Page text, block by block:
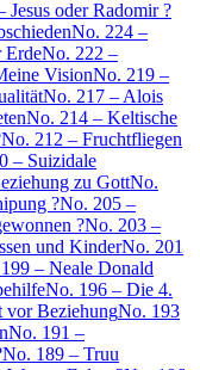
Jesus oder Radomir ?
No. 224 –
ErdeNo. 222 –
VisionNo. 219 –
No. 217 – Alois
No. 214 – Keltische
No. 212 – Fruchtfliegen
– Suizidale
zu GottNo.
?No. 205 –
?No. 203 –
und KinderNo. 201
– Neale Donald
No. 196 – Die 4.
vor BeziehungNo. 193
No. 191 –
No. 189 – Truu